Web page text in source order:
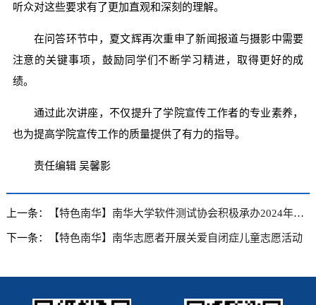
听众对这些要求有了更加直观和深刻的理解。
在问答环节中，夏文辉再次重申了新闻报道与摄影中需要
注意的关键事项，鼓励同学们不断学习精进，取得更好的成
绩。
通过此次讲座，不仅提升了学院宣传工作者的专业素养，
也为提高学院宣传工作的质量提供了有力的指导。
责任编辑 吴馨影
上一条： 【特色南华】南华大学软件测试协会积极承办2024年第九届全国大学生软件测试大赛湖南省赛
下一条： 【特色南华】南华志愿者开展关爱自闭症儿童志愿活动